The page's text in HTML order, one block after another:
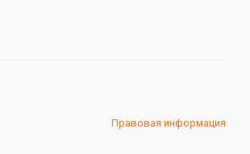
Правовая информация